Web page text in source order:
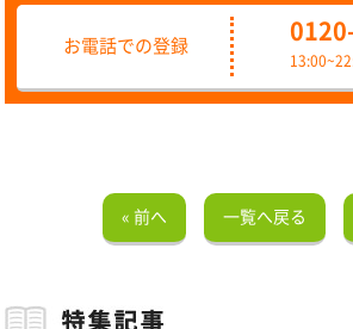
お電話での登録
« 前へ 一覧へ戻る